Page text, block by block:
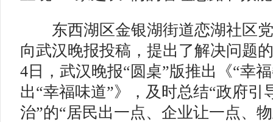
东西湖区金银湖街道恋湖社区党
向武汉晚报投稿，提出了解决问题
4日，武汉晚报“圆桌”版推出《“幸
出“幸福味道”》，及时总结“政府引
治”的“居民出一点、企业让一点、